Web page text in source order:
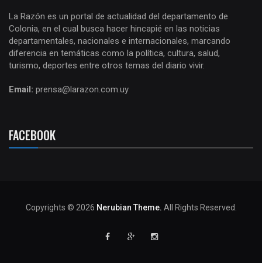
La Razón es un portal de actualidad del departamento de
Colonia, en el cual busca hacer hincapié en las noticias
departamentales, nacionales e internacionales, marcando
diferencia en temáticas como la política, cultura, salud,
turismo, deportes entre otros temas del diario vivir.
Email: prensa@larazon.com.uy
FACEBOOK
Copyrights © 2026 Nerubian Theme. All Rights Reserved.